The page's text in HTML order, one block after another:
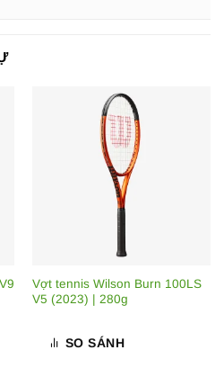
Vợt tennis Wilson Burn 100LS
V5 (2023) | 280g
SO SÁNH